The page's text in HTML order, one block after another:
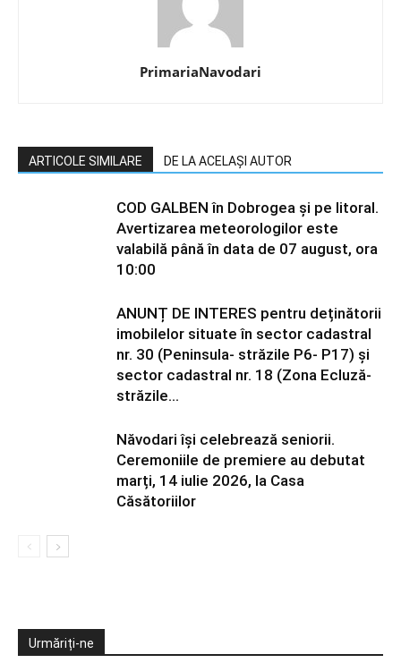
PrimariaNavodari
ARTICOLE SIMILARE DE LA ACELAȘI AUTOR
COD GALBEN în Dobrogea și pe litoral.
Avertizarea meteorologilor este
valabilă până în data de 07 august, ora
10:00
ANUNȚ DE INTERES pentru deținătorii
imobilelor situate în sector cadastral
nr. 30 (Peninsula- străzile P6- P17) și
sector cadastral nr. 18 (Zona Ecluză-
străzile...
Năvodari își celebrează seniorii.
Ceremoniile de premiere au debutat
marți, 14 iulie 2026, la Casa
Căsătoriilor
Urmăriți-ne